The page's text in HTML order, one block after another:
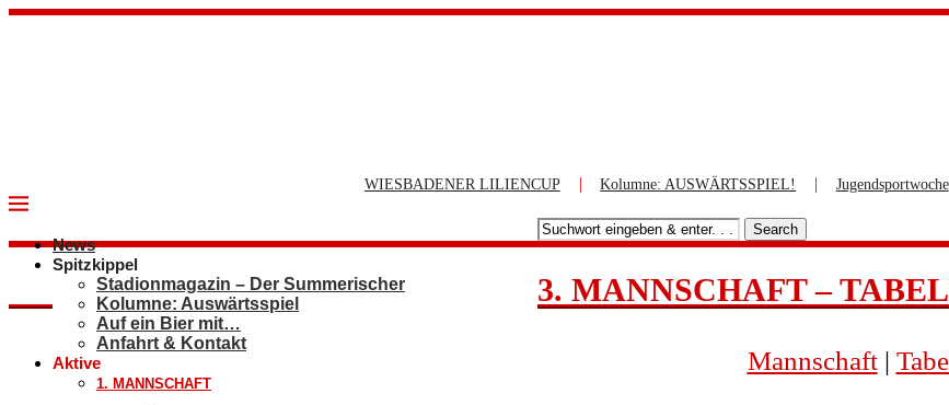
WIESBADENER LILIENCUP | Kolumne: AUSWÄRTSSPIEL! | Jugendsportwoche
News
Spitzkippel
Stadionmagazin – Der Summerischer
Kolumne: Auswärtsspiel
Auf ein Bier mit…
Anfahrt & Kontakt
Aktive
1. MANNSCHAFT
Search
3. MANNSCHAFT –
Mannschaft|